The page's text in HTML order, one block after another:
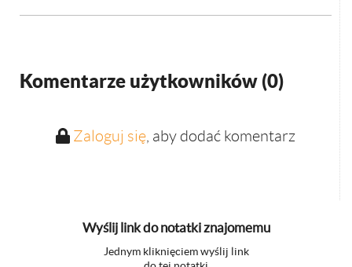
Komentarze użytkowników (0)
Zaloguj się, aby dodać komentarz
Wyślij link do notatki znajomemu
Jednym kliknięciem wyślij link